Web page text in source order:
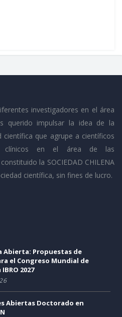
investigadores en el área
querido impulsar la idea de la
que agrupe a científicos
clínicos en el área de las
la SOCIEDAD CHILENA
científica, sin fines de lucro.
Abierta: Propuestas de
el Congreso Mundial de
2027
Abiertas Doctorado en